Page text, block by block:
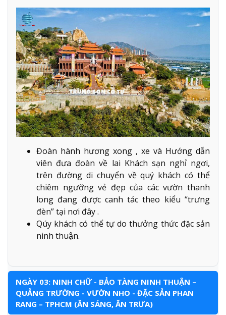
Đoàn hành hương xong , xe và Hướng dẫn
viên đưa đoàn về lai Khách sạn nghỉ ngơi,
trên đường di chuyển về quý khách có thể
chiêm ngưỡng vẻ đẹp của các vườn thanh
long đang được canh tác theo kiểu “trưng
đèn” tại nơi đây .
Qúy khách có thể tự do thưởng thức đặc sản
ninh thuận.
NGÀY 03: NINH CHỮ - BẢO TÀNG NINH THUẬN –
QUẢNG TRƯỜNG - VƯỜN NHO - ĐẶC SẢN PHAN
RANG – TPHCM (ĂN SÁNG, ĂN TRƯA)